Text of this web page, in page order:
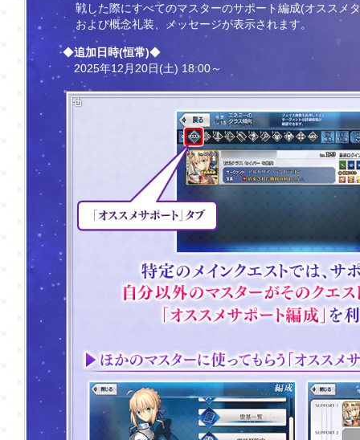
戦した際にすべてのマスターのサポート編成(オススメ
および概念礼装、メッセージが表示されます。
◆追加日時(恒常)◆
2025年12月20日(土) 18:00～